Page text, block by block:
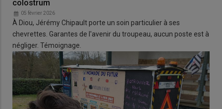
colostrum
05 février 2026
À Diou, Jérémy Chipault porte un soin particulier à ses
chevrettes. Garantes de l'avenir du troupeau, aucun poste est à
négliger. Témoignage.